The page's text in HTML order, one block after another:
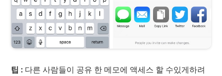
팁 : 다른 사람들이 공유 한 메모에 액세스 할 수있게하려